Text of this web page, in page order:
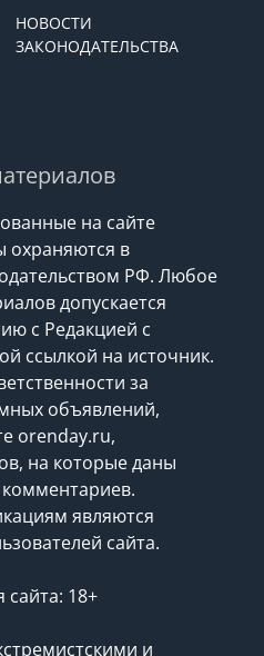
НОВОСТИ
ЗАКОНОДАТЕЛЬСТВА
на сайте
охраняются в
РФ. Любое
допускается
с Редакцией с
ссылкой на источник.
за
объявлений,
orenday.ru,
на которые даны
являются
сайта.
сайта: 18+
и